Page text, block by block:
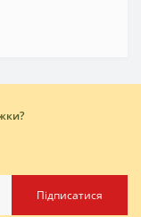
Підписатися